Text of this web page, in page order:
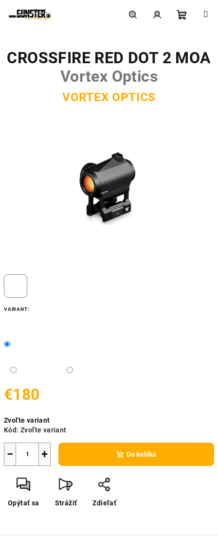
košík
VARIANT:
€180
cena:
Zvoľte variant
Kód: Zvoľte variant
+
− Do košíka
Opýtať sa Strážiť Zdieľať
CROSSFIRE RED DOT 2 MOA
Vortex Optics
VORTEX OPTICS